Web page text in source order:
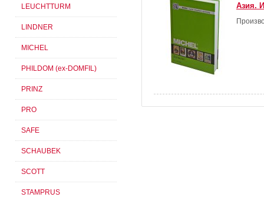
Азия.
LEUCHTTURM
LINDNER
MICHEL
PHILDOM (ex-DOMFIL)
PRINZ
PRO
SAFE
SCHAUBEK
SCOTT
STAMPRUS